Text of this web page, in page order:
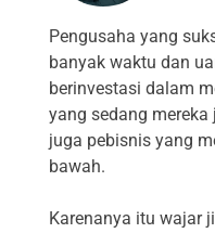
Pengusaha yang
banyak waktu dan
berinvestasi dalam
yang sedang
juga pebisnis yang
bawah.
Karenanya itu wajar